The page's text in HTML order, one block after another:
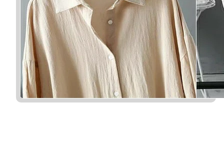
✚ Baju Baby Custom Nama 'Afham Harraz'